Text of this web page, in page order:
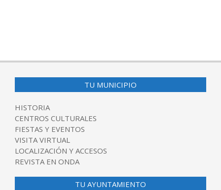
TU MUNICIPIO
HISTORIA
CENTROS CULTURALES
FIESTAS Y EVENTOS
VISITA VIRTUAL
LOCALIZACIÓN Y ACCESOS
REVISTA EN ONDA
TU AYUNTAMIENTO